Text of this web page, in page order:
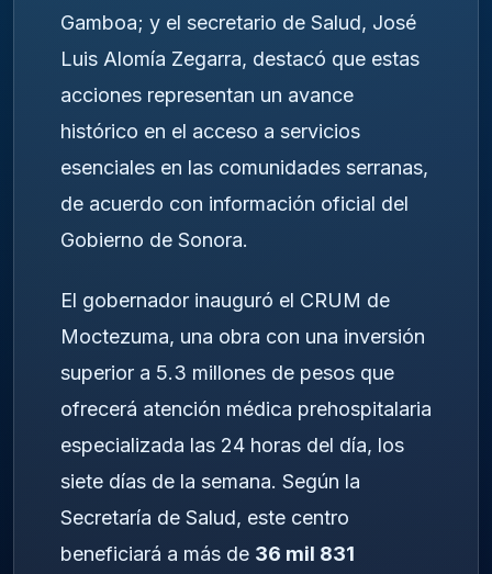
Gamboa; y el secretario de Salud, José
Luis Alomía Zegarra, destacó que estas
acciones representan un avance
histórico en el acceso a servicios
esenciales en las comunidades serranas,
de acuerdo con información oficial del
Gobierno de Sonora.
El gobernador inauguró el CRUM de
Moctezuma, una obra con una inversión
superior a 5.3 millones de pesos que
ofrecerá atención médica prehospitalaria
especializada las 24 horas del día, los
siete días de la semana. Según la
Secretaría de Salud, este centro
beneficiará a más de 36 mil 831